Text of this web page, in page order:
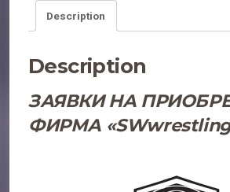
по
БТКО
quantity
Description
Description
ЗАЯВКИ НА
ФИРМА